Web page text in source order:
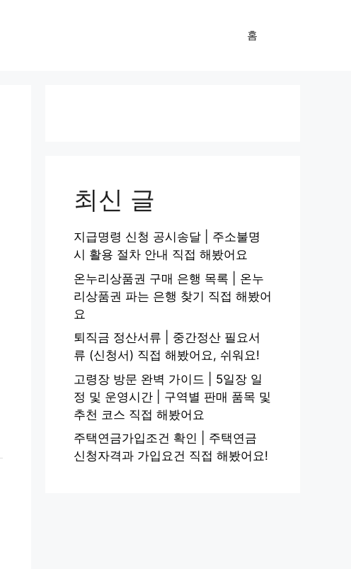
홈
최신 글
지급명령 신청 공시송달 | 주소불명
시 활용 절차 안내 직접 해봤어요
온누리상품권 구매 은행 목록 | 온누
리상품권 파는 은행 찾기 직접 해봤어
요
퇴직금 정산서류 | 중간정산 필요서
류 (신청서) 직접 해봤어요, 쉬워요!
고령장 방문 완벽 가이드 | 5일장 일
정 및 운영시간 | 구역별 판매 품목 및
추천 코스 직접 해봤어요
주택연금가입조건 확인 | 주택연금
신청자격과 가입요건 직접 해봤어요!